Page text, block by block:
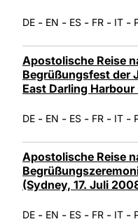
DE - EN - ES - FR - IT -
Apostolische Reise
Begrüßungsfest der
East Darling
DE - EN - ES - FR - IT -
Apostolische Reise
(Sydney, 17. Juli
DE - EN - ES - FR - IT -